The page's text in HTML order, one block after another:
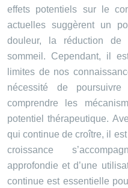
effets potentiels sur le
actuelles suggèrent un
douleur, la réduction de
sommeil. Cependant, il
limites de nos
nécessité de
comprendre les
potentiel thérapeutique.
qui continue de croître, il
croissance
approfondie et d’une
continue est essentielle